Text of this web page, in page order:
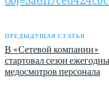
ПРЕДЫДУЩАЯ СТАТЬЯ
В «Сетевой компании»
стартовал сезон
медосмотров персонала